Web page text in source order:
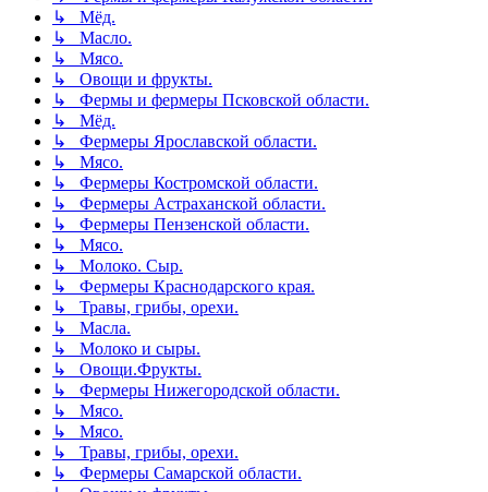
↳ Мёд.
↳ Масло.
↳ Мясо.
↳ Овощи и фрукты.
↳ Фермы и фермеры Псковской области.
↳ Мёд.
↳ Фермеры Ярославской области.
↳ Мясо.
↳ Фермеры Костромской области.
↳ Фермеры Астраханской области.
↳ Фермеры Пензенской области.
↳ Мясо.
↳ Молоко. Сыр.
↳ Фермеры Краснодарского края.
↳ Травы, грибы, орехи.
↳ Масла.
↳ Молоко и сыры.
↳ Овощи.Фрукты.
↳ Фермеры Нижегородской области.
↳ Мясо.
↳ Мясо.
↳ Травы, грибы, орехи.
↳ Фермеры Самарской области.